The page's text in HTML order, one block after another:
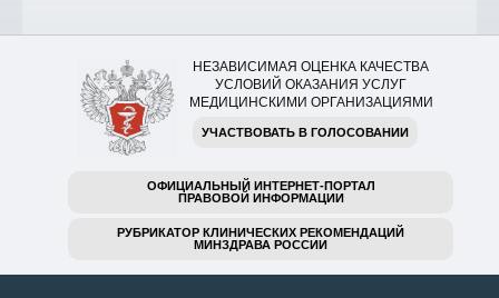
НЕЗАВИСИМАЯ ОЦЕНКА КАЧЕСТВА
УСЛОВИЙ ОКАЗАНИЯ УСЛУГ
МЕДИЦИНСКИМИ ОРГАНИЗАЦИЯМИ
УЧАСТВОВАТЬ В ГОЛОСОВАНИИ
ОФИЦИАЛЬНЫЙ ИНТЕРНЕТ-ПОРТАЛ
ПРАВОВОЙ ИНФОРМАЦИИ
РУБРИКАТОР КЛИНИЧЕСКИХ РЕКОМЕНДАЦИЙ
МИНЗДРАВА РОССИИ